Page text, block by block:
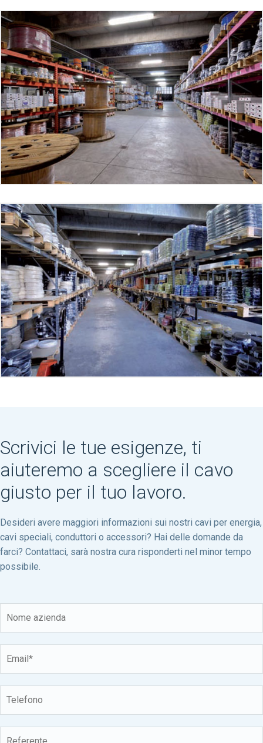
Scrivici le tue esigenze, ti
aiuteremo a scegliere il cavo
giusto per il tuo lavoro.
Desideri avere maggiori informazioni sui nostri cavi per energia,
cavi speciali, conduttori o accessori? Hai delle domande da
farci? Contattaci, sarà nostra cura risponderti nel minor tempo
possibile.